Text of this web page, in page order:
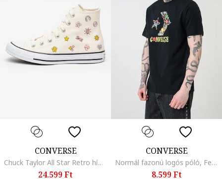
CONVERSE
Chuck Taylor All Star Retro hímzett sneaker, Rózsaszín/Krémszín
24.599 Ft
CONVERSE
Normál fazonú logós póló, Fekete/Többszínű
8.599 Ft